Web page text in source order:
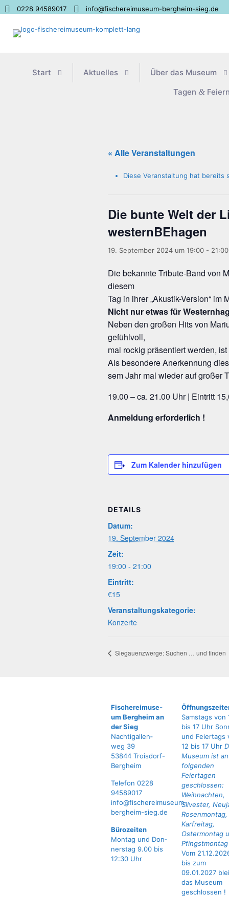
0228 94589017 info@fischereimuseum-bergheim-sieg.de
Start Aktu­el­les
Über das Museum
Tagen &
« Alle Veranstaltungen
Diese Veranstaltung hat bereits
Die bun­te Welt der
westernBEhagen
19. September 2024 um 19:00- 21:00
Die bekann­te Tri­bu­te-Band von
diesem
Tag in ihrer „Akus­tik-Ver­si­on“ im
Nicht nur etwas für
Neben den gro­ßen Hits von
gefühlvoll,
mal rockig prä­sen­tiert wer­den,
Als beson­de­re Aner­ken­nung
sem Jahr mal wie­der auf gro­ßer
19.00 – ca. 21.00 Uhr | Ein­tritt
Anmel­dung erforderlich !
Zum Kalender hinzufügen
DETAILS
Datum:
19. September 2024
Zeit:
19:00 - 21:00
Eintritt:
€15
Veranstaltungskategorie:
Konzerte
Sie­gau­enzwer­ge: Suchen … und finden
Fische­rei­mu­se­
um Berg­heim an
der Sieg
Nach­ti­gal­len­
weg 39
53844 Troisdorf-
Bergheim
Tele­fon 0228
94589017
info@fischereimuseum-
bergheim-sieg.de
Büro­zei­ten
Mon­tag und Don­
ners­tag 9.00 bis
12:30 Uhr
Samstags von
bis 17 Uhr
und Feiertags
12 bis 17 Uhr
Museum ist an
folgenden
Feiertagen
geschlossen:
Weihnachten,
Silvester,
Rosenmontag,
Karfreitag,
Ostermontag
Vom
bis zum
09.01.2027
das Museum
geschlossen !